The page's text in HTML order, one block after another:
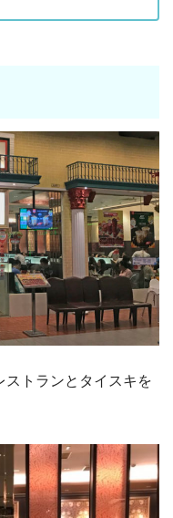
ストランとタイスキを